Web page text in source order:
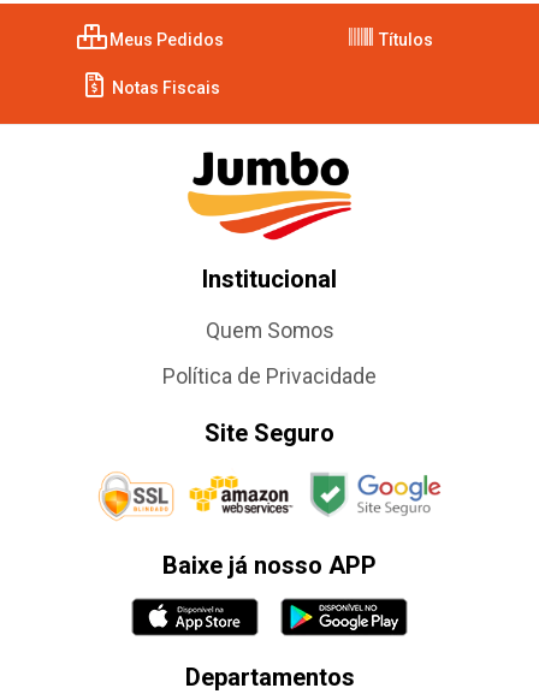
Meus Pedidos Títulos
Notas Fiscais
Institucional
Quem Somos
Política de Privacidade
Site Seguro
Baixe já nosso APP
Departamentos